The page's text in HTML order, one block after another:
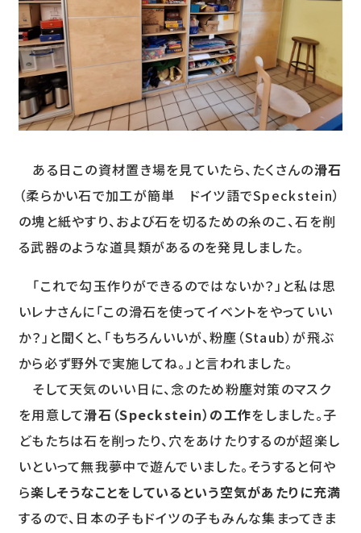
ある日この資材置き場を見ていたら、たくさんの滑石
（柔らかい石で加工が簡単 ドイツ語でSpeckstein）
の塊と紙やすり、および石を切るための糸のこ、石を削
る武器のような道具類があるのを発見しました。
「これで勾玉作りができるのではないか？」と私は思
いレナさんに「この滑石を使ってイベントをやっていい
か？」と聞くと、「もちろんいいが、粉塵（Staub）が飛ぶ
から必ず野外で実施してね。」と言われました。
そして天気のいい日に、念のため粉塵対策のマスク
を用意して滑石（Speckstein）の工作をしました。子
どもたちは石を削ったり、穴をあけたりするのが超楽し
いといって無我夢中で遊んでいました。そうすると何や
ら楽しそうなことをしているという空気があたりに充満
するので、日本の子もドイツの子もみんな集まってきま